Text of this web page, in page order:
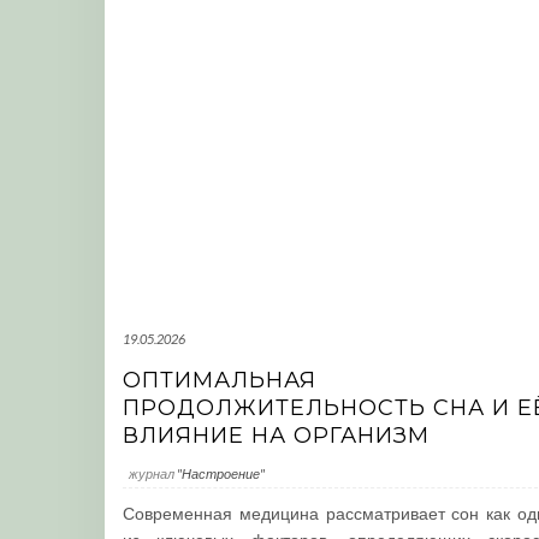
19.05.2026
ОПТИМАЛЬНАЯ
ПРОДОЛЖИТЕЛЬНОСТЬ СНА И
ВЛИЯНИЕ НА ОРГАНИЗМ
журнал "Настроение"
Современная медицина рассматривает сон как